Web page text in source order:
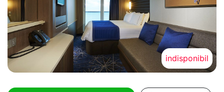
indisponibil